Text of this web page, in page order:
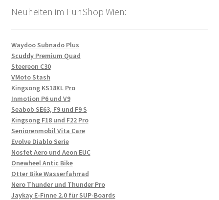
Neuheiten im FunShop Wien:
Waydoo Subnado Plus
Scuddy Premium Quad
Steereon C30
VMoto Stash
Kingsong KS18XL Pro
Inmotion P6 und V9
Seabob SE63, F9 und F9 S
Kingsong F18 und F22 Pro
Seniorenmobil Vita Care
Evolve Diablo Serie
Nosfet Aero und Aeon EUC
Onewheel Antic Bike
Otter Bike Wasserfahrrad
Nero Thunder und Thunder Pro
Jaykay E-Finne 2.0 für SUP-Boards